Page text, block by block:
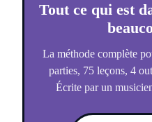
Tout ce qui est
La méthode complète
parties, 75 leçons, 4
Écrite par un